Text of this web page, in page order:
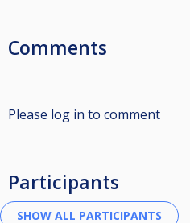
Comments
Please log in to comment
Participants